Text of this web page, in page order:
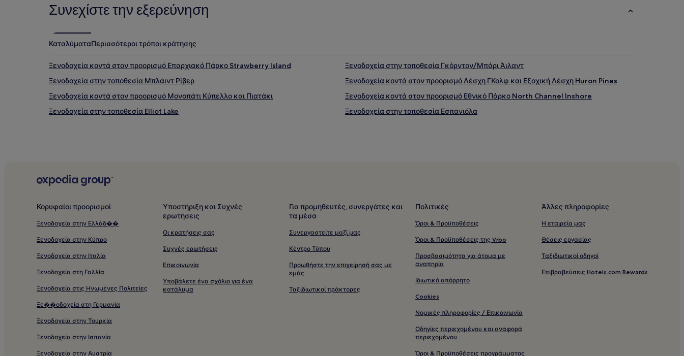
Συνεχίστε την εξερεύνηση
ΚαταλύματαΠερισσότεροι τρόποι κράτησης
Ξενοδοχεία κοντά στον προορισμό Επαρχιακό Πάρκο Strawberry Island
Ξενοδοχεία στην τοποθεσία Γκόρντον/Μπάρι Άιλαντ
Ξενοδοχεία στην τοποθεσία Μπλάιντ Ρίβερ
Ξενοδοχεία κοντά στον προορισμό Λέσχη ΓΚολφ και Εξοχική Λέσχη Huron Pines
Ξενοδοχεία κοντά στον προορισμό Μονοπάτι Κύπελλο και Πιατάκι
Ξενοδοχεία κοντά στον προορισμό Εθνικό Πάρκο North Channel Inshore
Ξενοδοχεία στην τοποθεσία Elliot Lake
Ξενοδοχεία στην τοποθεσία Εσπανιόλα
Κορυφαίοι προορισμοί
Ξενοδοχεία στην Ελλάδ��
Ξενοδοχεία στην Κύπρο
Ξενοδοχεία στην Ιταλία
Ξενοδοχεία στη Γαλλία
Ξενοδοχεία στις Ηνωμένες Πολιτείες
Ξε��οδοχεία στη Γερμανία
Ξενοδοχεία στην Τουρκία
Ξενοδοχεία στην Ισπανία
Ξενοδοχεία στην Αυστρία
Υποστήριξη και Συχνές
ερωτήσεις
Οι κρατήσεις σας
Συχνές ερωτήσεις
Επικοινωνία
Υποβάλετε ένα σχόλιο για ένα
κατάλυμα
Για προμηθευτές, συνεργάτες και
τα μέσα
Συνεργαστείτε μαζί μας
Κέντρο Τύπου
Προωθήστε την επιχείρησή σας με
εμάς
Ταξιδιωτικοί πράκτορες
Πολιτικές
Όροι & Προϋποθέσεις
Όροι & Προϋποθέσεις της Vrbo
Προσβασιμότητα για άτομα με
αναπηρία
Ιδιωτικό απόρρητο
Cookies
Νομικές πληροφορίες / Επικοινωνία
Οδηγίες περιεχομένου και αναφορά
περιεχομένου
Όροι & Προϋποθέσεις προγράμματος
Άλλες πληροφορίες
Η εταιρεία μας
Θέσεις εργασίας
Ταξιδιωτικοί οδηγοί
Επιβραβεύσεις Hotels.com Rewards